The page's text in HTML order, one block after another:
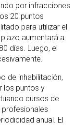
por infracciones
20 puntos
para utilizar el
aumentará a
días. Luego, el
de inhabilitación,
los puntos y
cursos de
profesionales
anual. El